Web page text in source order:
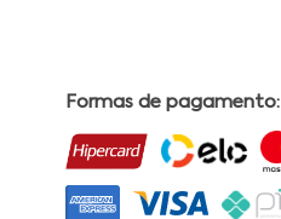
Formas de pagamento: